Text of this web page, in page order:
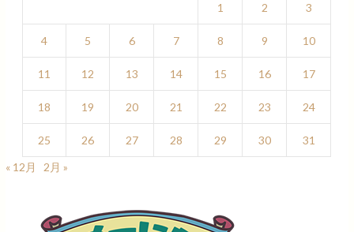
1 2 3
4 5 6 7 8 9 10
11 12 13 14 15 16 17
18 19 20 21 22 23 24
25 26 27 28 29 30
31
« 12月
2月 »